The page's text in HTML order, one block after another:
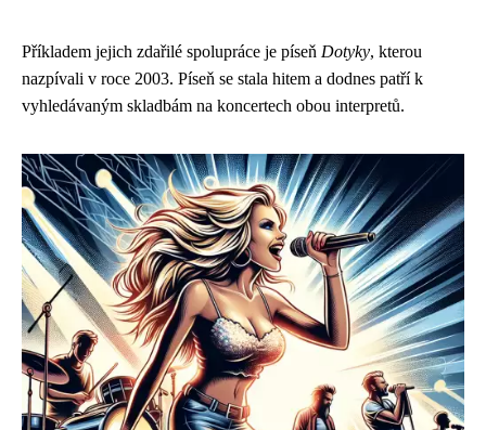
Příkladem jejich zdařilé spolupráce je píseň Dotyky, kterou
nazpívali v roce 2003. Píseň se stala hitem a dodnes patří k
vyhledávaným skladbám na koncertech obou interpretů.